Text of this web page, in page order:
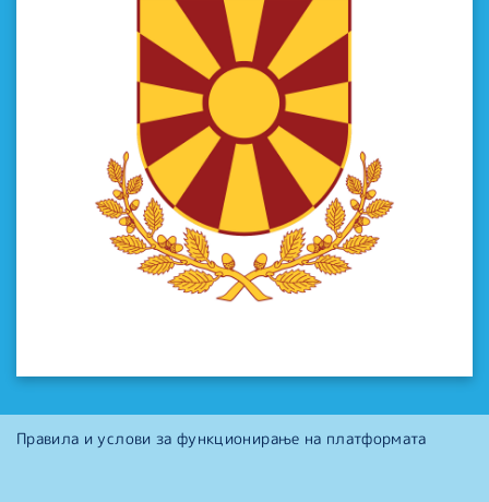
Правила и услови за функционирање на платформата